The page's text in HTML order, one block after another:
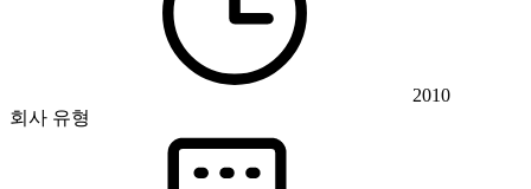
2010
회사 유형